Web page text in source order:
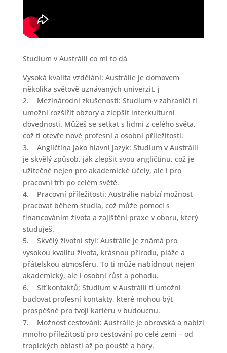
Studium v Austrálii co mi to dá
Vysoká kvalita vzdělání: Austrálie je domovem
několika světově uznávaných univerzit, j
2. Mezinárodní zkušenosti: Studium v zahraničí ti
umožní rozšířit obzory a zlepšit interkulturní
dovednosti. Můžeš se setkat s lidmi z celého světa,
což ti otevře nové profesní a osobní příležitosti.
3. Angličtina jako hlavní jazyk: Studium v Austrálii
je skvělý způsob, jak zlepšit svou angličtinu, což je
užitečné nejen pro akademické účely, ale i pro
pracovní trh po celém světě.
4. Pracovní příležitosti: Austrálie nabízí možnost
pracovat během studia, což může pomoci s
financováním života a zajištění praxe v oboru, který
studuješ.
5. Skvělý životní styl: Austrálie je známá pro
vysokou kvalitu života, krásnou přírodu, pláže a
přátelskou atmosféru. To ti může nabídnout nejen
akademický, ale i osobní růst a pohodu.
6. Síť kontaktů: Studium v Austrálii ti umožní
budovat profesní kontakty, které mohou být
prospěšné pro tvoji kariéru v budoucnu.
7. Možnost cestování: Austrálie je obrovská a nabízí
mnoho příležitostí pro cestování po celé zemi – od
tropických oblastí až po pouště a hory.